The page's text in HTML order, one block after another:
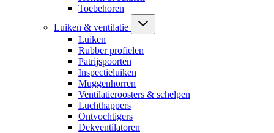
Toebehoren
Luiken & ventilatie
Luiken
Rubber profielen
Patrijspoorten
Inspectieluiken
Muggenhorren
Ventilatieroosters & schelpen
Luchthappers
Ontvochtigers
Dekventilatoren